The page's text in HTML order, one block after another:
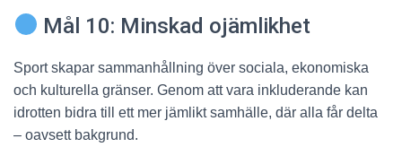
Mål 10: Minskad ojämlikhet
Sport skapar sammanhållning över sociala, ekonomiska
och kulturella gränser. Genom att vara inkluderande kan
idrotten bidra till ett mer jämlikt samhälle, där alla får delta
– oavsett bakgrund.